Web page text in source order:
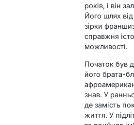
років, і він
Його шлях
зірки
справжня
можливості.
Початок був
його брата-
знав. У
де замість
життя. У